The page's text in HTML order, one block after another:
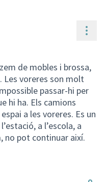
de mobles i brossa,
Les voreres son molt
passar-hi per
hi ha. Els camions
a les voreres. Es un
a l’escola, a
no pot continuar així.